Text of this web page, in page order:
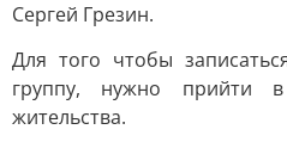
Сергей Грезин.
Для того чтобы
группу, нужно прийти
жительства.